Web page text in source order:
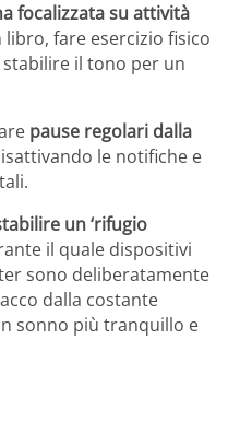
focalizzata su attività
fare esercizio fisico
il tono per un
pause regolari dalla
le notifiche e
un ‘rifugio
il quale dispositivi
sono deliberatamente
dalla costante
sonno più tranquillo e